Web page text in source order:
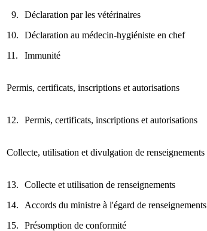
9.
10.
11.
Déclaration par les vétérinaires
Déclaration au médecin-hygiéniste en chef
Immunité
Permis, certificats, inscriptions et autorisations
12. Permis, certificats, inscriptions et autorisations
Collecte, utilisation et divulgation de renseignements
13.
14.
15.
Collecte et utilisation de renseignements
Accords du ministre à l'égard de renseignements
Présomption de conformité